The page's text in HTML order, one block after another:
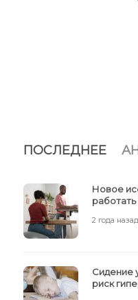
ПОСЛЕДНЕЕ
Новое
2 года назад
Сидение
риск